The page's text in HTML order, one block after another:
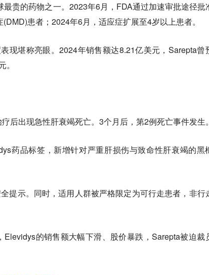
贵的药物之一。2023年6月，FDA通过加速审批途径批
患者；2024年6月，适应症扩展至4岁以上患者。
现堪称亮眼。2024年销售额达8.21亿美元，Sarepta曾
后出现急性肝衰竭死亡。3个月后，第2例死亡事件发生。
药品标签，新增针对严重肝损伤与致命性肝衰竭的黑
提示。同时，适用人群被严格限定为可行走患者，非行
的销售额大幅下滑、股价暴跌，Sarepta被迫裁